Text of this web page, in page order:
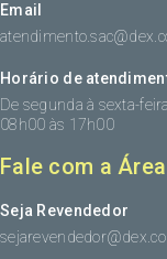
Email
Horário de
De segunda à sexta-
08h00 às 17h00
Fale com a
Seja Revendedor
sejarevendedor@dex.co